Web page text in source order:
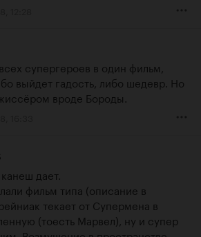
супергероев в один фильм,
выйдет гадость, либо шедевр. Но
вроде Бороды.
дает.
фильм типа (описание в
текает от Супермена в
(тоесть Марвел), ну и супер